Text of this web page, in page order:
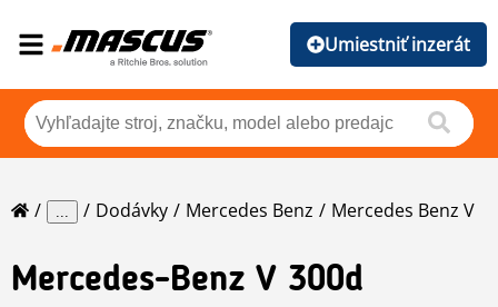
Umiestniť inzerát
... Dodávky Mercedes Benz Mercedes Benz V
Mercedes-Benz V 300d